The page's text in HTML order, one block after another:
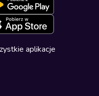
aplikacje